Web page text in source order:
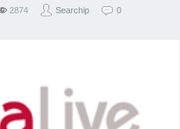
2874 Searchip 0